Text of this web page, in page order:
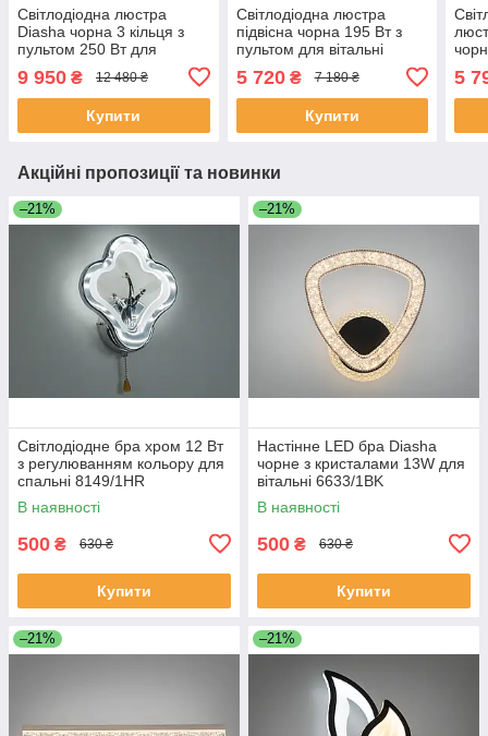
Світлодіодна люстра
Diasha чорна 3 кільця з
пультом 250 Вт для
800+600+400BK
9 950 ₴ 12 480 ₴
Купити
Світлодіодна люстра
підвісна чорна 195 Вт з
пультом для вітальні
dimmer
5 720₴ 7 180 ₴
Купити
5
Акційні пропозиції та новинки
–21%
Світлодіодне бра хром 12 Вт
з регулюванням кольору для
спальні 8149/1HR
В наявності
500 ₴ 630 ₴
Купити
–21%
Настінне LED бра Diasha
чорне з кристалами 13W для
вітальні 6633/1BK
В наявності
500 ₴ 630 ₴
Купити
–21% –21%